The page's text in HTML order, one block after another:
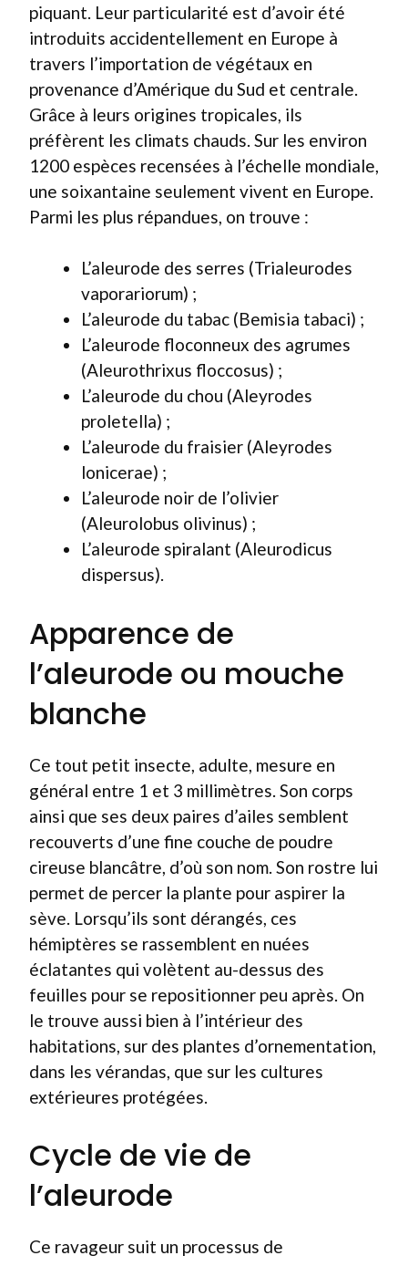
piquant. Leur particularité est d’avoir été
introduits accidentellement en Europe à
travers l’importation de végétaux en
provenance d’Amérique du Sud et centrale.
Grâce à leurs origines tropicales, ils
préfèrent les climats chauds. Sur les environ
1200 espèces recensées à l’échelle mondiale,
une soixantaine seulement vivent en Europe.
Parmi les plus répandues, on trouve :
L’aleurode des serres (Trialeurodes
vaporariorum) ;
L’aleurode du tabac (Bemisia tabaci) ;
L’aleurode floconneux des agrumes
(Aleurothrixus floccosus) ;
L’aleurode du chou (Aleyrodes
proletella) ;
L’aleurode du fraisier (Aleyrodes
lonicerae) ;
L’aleurode noir de l’olivier
(Aleurolobus olivinus) ;
L’aleurode spiralant (Aleurodicus
dispersus).
Apparence de
l’aleurode ou mouche
blanche
Ce tout petit insecte, adulte, mesure en
général entre 1 et 3 millimètres. Son corps
ainsi que ses deux paires d’ailes semblent
recouverts d’une fine couche de poudre
cireuse blancâtre, d’où son nom. Son rostre lui
permet de percer la plante pour aspirer la
sève. Lorsqu’ils sont dérangés, ces
hémiptères se rassemblent en nuées
éclatantes qui volètent au-dessus des
feuilles pour se repositionner peu après. On
le trouve aussi bien à l’intérieur des
habitations, sur des plantes d’ornementation,
dans les vérandas, que sur les cultures
extérieures protégées.
Cycle de vie de
l’aleurode
Ce ravageur suit un processus de